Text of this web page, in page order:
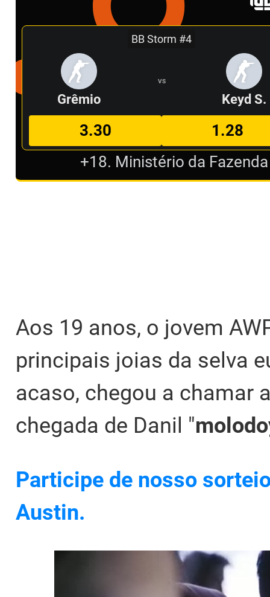
BB Storm #4
Grêmio
VS
Keyd S.
3.30
1.28
+18. Ministério da
Aos 19 anos, o jovem
principais joias da selva
acaso, chegou a chamar
chegada de Danil "
Participe de nosso
Austin.